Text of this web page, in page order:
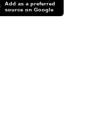
Add as a preferred
source on Google